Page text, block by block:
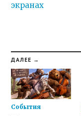
экранах
ДАЛЕЕ →
События